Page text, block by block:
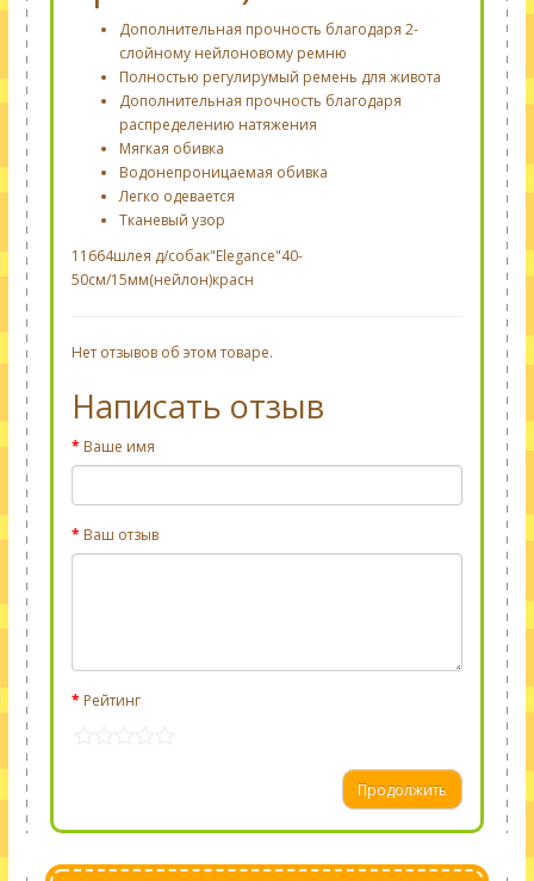
Дополнительная прочность благодаря 2-
слойному нейлоновому ремню
Полностью регулирумый ремень для живота
Дополнительная прочность благодаря
распределению натяжения
Мягкая обивка
Водонепроницаемая обивка
Легко одевается
Тканевый узор
11664шлея д/собак"Elegance"40-
50cм/15мм(нейлон)красн
Нет отзывов об этом товаре.
Написать отзыв
Ваше имя
Ваш отзыв
Рейтинг
Продолжить